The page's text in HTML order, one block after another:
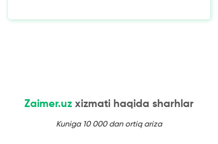
Zaimer.uz xizmati haqida sharhlar
Kuniga 10 000 dan ortiq ariza